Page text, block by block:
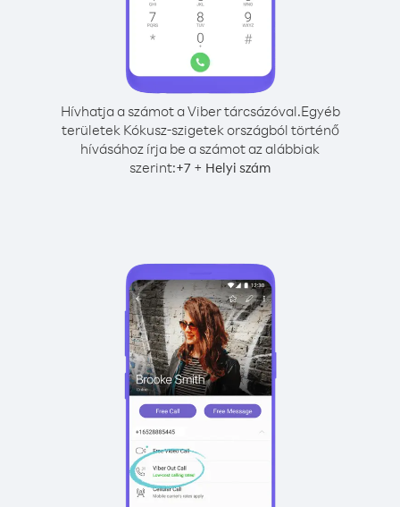
Hívhatja a számot a Viber tárcsázóval.Egyéb
területek Kókusz-szigetek országból történő
hívásához írja be a számot az alábbiak
szerint:+7 + Helyi szám